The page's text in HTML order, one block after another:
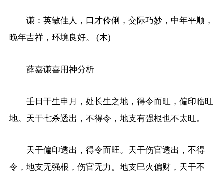
谦：英敏佳人，口才伶俐，交际巧妙，中年平顺，
晚年吉祥，环境良好。 (木)
薛嘉谦喜用神分析
壬日干生申月，处长生之地，得令而旺，偏印临旺
地。天干七杀透出，不得令，地支有强根也不太旺。
天干偏印透出，得令而旺。天干伤官透出，不得
令，地支无强根，伤官无力。地支巳火偏财，天干不